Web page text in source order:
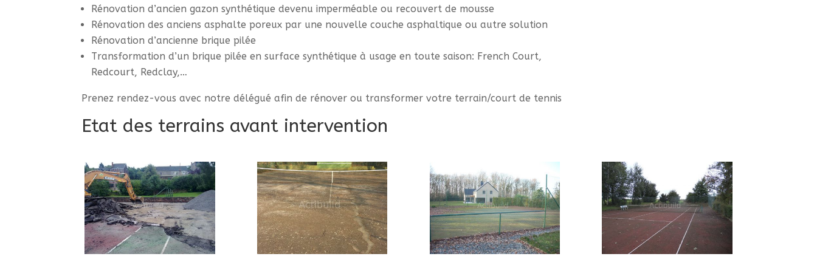
Rénovation d’ancien gazon synthétique devenu imperméable ou recouvert de mousse
Rénovation des anciens asphalte poreux par une nouvelle couche asphaltique ou autre solution
Rénovation d’ancienne brique pilée
Transformation d’un brique pilée en surface synthétique à usage en toute saison: French Court,
Redcourt, Redclay,…
Prenez rendez-vous avec notre délégué afin de rénover ou transformer votre terrain/court de tennis
Etat des terrains avant intervention